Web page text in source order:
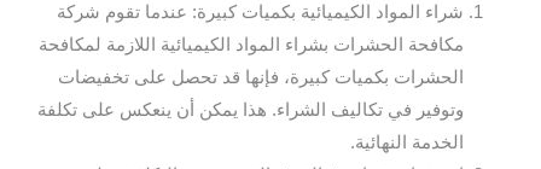
شراء المواد الكيميائية بكميات كبيرة: عندما تقوم شركة
مكافحة الحشرات بشراء المواد الكيميائية اللازمة لمكافحة
الحشرات بكميات كبيرة، فإنها قد تحصل على تخفيضات
وتوفير في تكاليف الشراء. هذا يمكن أن ينعكس على تكلفة
الخدمة النهائية.